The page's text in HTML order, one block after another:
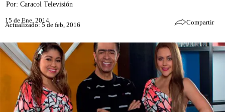
Por: Caracol Televisión
15 de Ene, 2014
Actualizado: 5 de feb, 2016 Compartir